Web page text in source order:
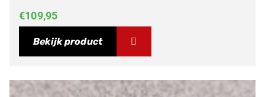
€109,95
Bekijk product